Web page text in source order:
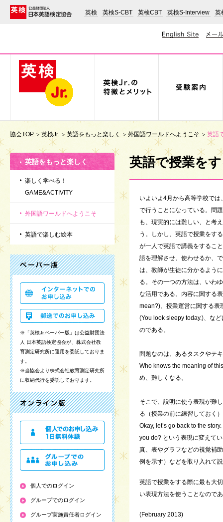
英検 英検S-CBT 英検CBT 英検S-Interview 英
協会TOP 英検Jr. 英語をもっと楽しく 外国語ワールドへようこそ 英語
英語で授業を
いよいよ4月から高等学校で
で行うことになっている。問
も、現実的には難しい、と考
う。しかし、英語で授業をす
が一人で英語で講義をするこ
語を理解させ、使わせるか、
は、教師が生徒に分かるよう
る。その一つの方法は、いわ
な活用である。内容に関する
mean?)、授業運営に関する表
(You look sleepy today.)、な
のである。
問題なのは、あるタスクやテ
Who knows the meaning of
め、難しくなる。
そこで、説明に使う表現が難
る（授業の前に練習しておく
Okay, let’s go back to the
you do? という表現に変えて
真、表やグラフなどの視覚補
例を示す）などを取り入れて
英語で授業をする際に最も大
い表現方法を使うことなので
(February 2013)
英語をもっと楽しく
楽しく学べる！
GAME&ACTIVITY
外国語ワールドへようこそ
英語で楽しむ絵本
※「英検Jr.ペーパー版」は公益財団法
人 日本英語検定協会が、株式会社教
育測定研究所に運用を委託しておりま
す。
※当協会より株式会社教育測定研究所
に収納代行を委託しております。
個人でのログイン
グループでのログイン
グループ実施責任者ログイン